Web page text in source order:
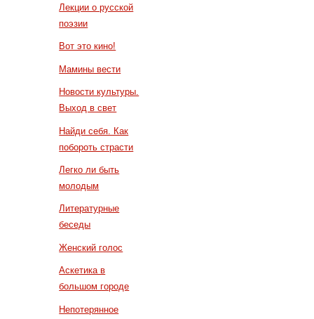
Лекции о русской
поэзии
Вот это кино!
Мамины вести
Новости культуры.
Выход в свет
Найди себя. Как
побороть страсти
Легко ли быть
молодым
Литературные
беседы
Женский голос
Аскетика в
большом городе
Непотерянное